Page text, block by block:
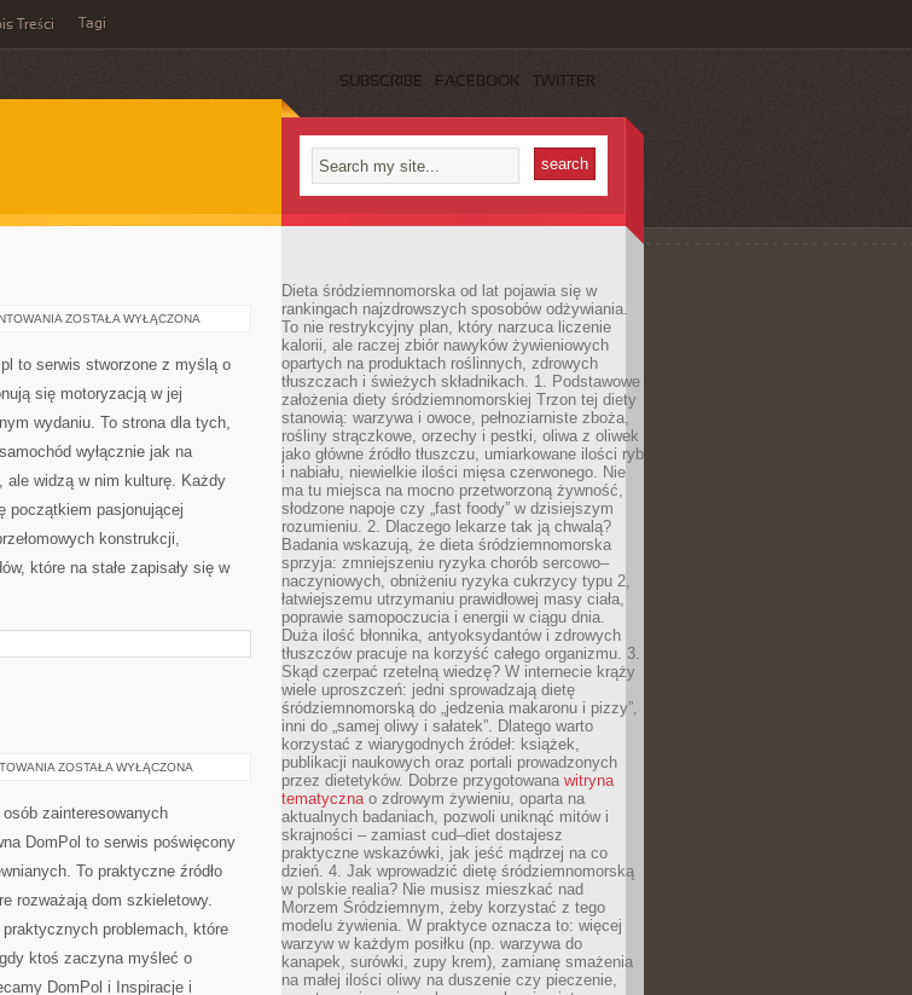
Treści Tagi
SUBSCRIBE FACEBOOK TWITTER
TREŚCI
ZOSTAŁA WYŁĄCZONA
to serwis stworzone z myślą o
się motoryzacją w jej
wydaniu. To strona dla tych,
wyłącznie jak na
ale widzą w nim kulturę. Każdy
początkiem pasjonującej
konstrukcji,
które na stałe zapisały się w
OGRÓD
DOMU
ZOSTAŁA WYŁĄCZONA
zainteresowanych
DomPol to serwis poświęcony
To praktyczne źródło
rozważają dom szkieletowy.
problemach, które
ktoś zaczyna myśleć o
DomPol i Inspiracje i
Dieta śródziemnomorska od lat pojawia się w
rankingach najzdrowszych sposobów odżywiania.
To nie restrykcyjny plan, który narzuca liczenie
kalorii, ale raczej zbiór nawyków żywieniowych
opartych na produktach roślinnych, zdrowych
tłuszczach i świeżych składnikach. 1. Podstawowe
założenia diety śródziemnomorskiej Trzon tej diety
stanowią: warzywa i owoce, pełnoziarniste zboża,
rośliny strączkowe, orzechy i pestki, oliwa z oliwek
jako główne źródło tłuszczu, umiarkowane ilości ryb
i nabiału, niewielkie ilości mięsa czerwonego. Nie
ma tu miejsca na mocno przetworzoną żywność,
słodzone napoje czy „fast foody” w dzisiejszym
rozumieniu. 2. Dlaczego lekarze tak ją chwalą?
Badania wskazują, że dieta śródziemnomorska
sprzyja: zmniejszeniu ryzyka chorób sercowo–
naczyniowych, obniżeniu ryzyka cukrzycy typu 2,
łatwiejszemu utrzymaniu prawidłowej masy ciała,
poprawie samopoczucia i energii w ciągu dnia.
Duża ilość błonnika, antyoksydantów i zdrowych
tłuszczów pracuje na korzyść całego organizmu. 3.
Skąd czerpać rzetelną wiedzę? W internecie krąży
wiele uproszczeń: jedni sprowadzają dietę
śródziemnomorską do „jedzenia makaronu i pizzy”,
inni do „samej oliwy i sałatek”. Dlatego warto
korzystać z wiarygodnych źródeł: książek,
publikacji naukowych oraz portali prowadzonych
przez dietetyków. Dobrze przygotowana witryna
tematycznao zdrowym żywieniu, oparta na
aktualnych badaniach, pozwoli uniknąć mitów i
skrajności – zamiast cud–diet dostajesz
praktyczne wskazówki, jak jeść mądrzej na co
dzień. 4. Jak wprowadzić dietę śródziemnomorską
w polskie realia? Nie musisz mieszkać nad
Morzem Śródziemnym, żeby korzystać z tego
modelu żywienia. W praktyce oznacza to: więcej
warzyw w każdym posiłku (np. warzywa do
kanapek, surówki, zupy krem), zamianę smażenia
na małej ilości oliwy na duszenie czy pieczenie,